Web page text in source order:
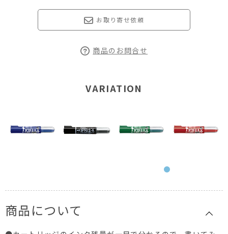
お取り寄せ依頼
商品のお問合せ
VARIATION
商品について